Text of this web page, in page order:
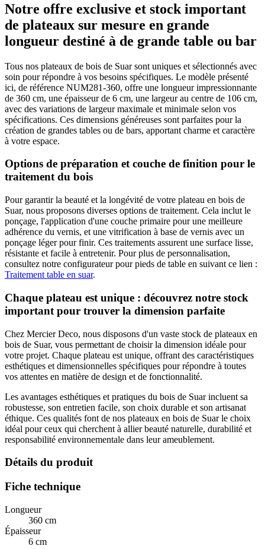
Notre offre exclusive et stock important
de plateaux sur mesure en grande
longueur destiné à de grande table ou bar
Tous nos plateaux de bois de Suar sont uniques et sélectionnés avec
soin pour répondre à vos besoins spécifiques. Le modèle présenté
ici, de référence NUM281-360, offre une longueur impressionnante
de 360 cm, une épaisseur de 6 cm, une largeur au centre de 106 cm,
avec des variations de largeur maximale et minimale selon vos
spécifications. Ces dimensions généreuses sont parfaites pour la
création de grandes tables ou de bars, apportant charme et caractère
à votre espace.
Options de préparation et couche de finition pour le
traitement du bois
Pour garantir la beauté et la longévité de votre plateau en bois de
Suar, nous proposons diverses options de traitement. Cela inclut le
ponçage, l'application d'une couche primaire pour une meilleure
adhérence du vernis, et une vitrification à base de vernis avec un
ponçage léger pour finir. Ces traitements assurent une surface lisse,
résistante et facile à entretenir. Pour plus de personnalisation,
consultez notre configurateur pour pieds de table en suivant ce lien :
Traitement table en suar.
Chaque plateau est unique : découvrez notre stock
important pour trouver la dimension parfaite
Chez Mercier Deco, nous disposons d'un vaste stock de plateaux en
bois de Suar, vous permettant de choisir la dimension idéale pour
votre projet. Chaque plateau est unique, offrant des caractéristiques
esthétiques et dimensionnelles spécifiques pour répondre à toutes
vos attentes en matière de design et de fonctionnalité.
Les avantages esthétiques et pratiques du bois de Suar incluent sa
robustesse, son entretien facile, son choix durable et son artisanat
éthique. Ces qualités font de nos plateaux en bois de Suar le choix
idéal pour ceux qui cherchent à allier beauté naturelle, durabilité et
responsabilité environnementale dans leur ameublement.
Détails du produit
Fiche technique
Longueur
360 cm
Épaisseur
6 cm